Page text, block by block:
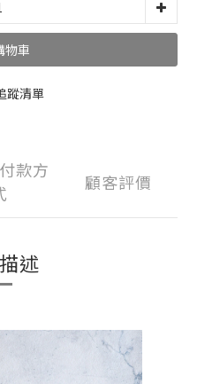
物車
蹤清單
款方
顧客評價
述